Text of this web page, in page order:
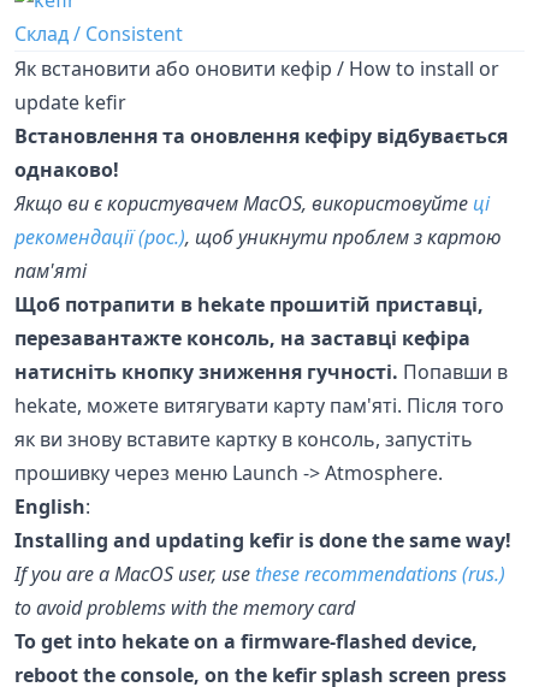
Склад / Consistent
Як встановити або оновити кефір / How to install or
update kefir
Встановлення та оновлення кефіру відбувається
однаково!
Якщо ви є користувачем MacOS, використовуйте ці
рекомендації (рос.), щоб уникнути проблем з картою
пам'яті
Щоб потрапити в hekate прошитій приставці,
перезавантажте консоль, на заставці кефіра
натисніть кнопку зниження гучності. Попавши в
hekate, можете витягувати карту пам'яті. Після того
як ви знову вставите картку в консоль, запустіть
прошивку через меню Launch -> Atmosphere.
English:
Installing and updating kefir is done the same way!
If you are a MacOS user, use these recommendations (rus.)
to avoid problems with the memory card
To get into hekate on a firmware-flashed device,
reboot the console, on the kefir splash screen press